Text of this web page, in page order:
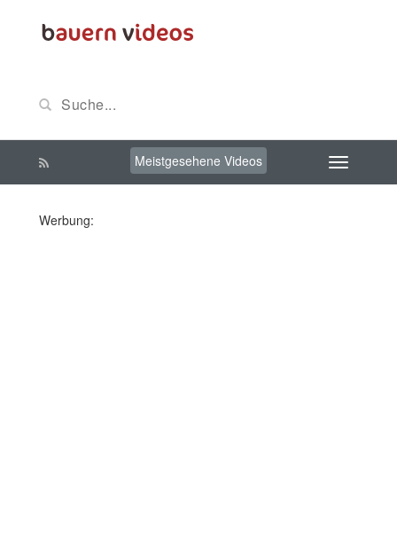
Meistgesehene Videos
Werbung: